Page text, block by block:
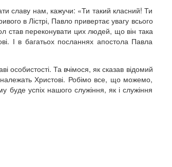
славу нам, кажучи: «Ти такий класний! Ти
в Лістрі, Павло привертає увагу всього
став переконувати цих людей, що він така
І в багатьох посланнях апостола Павла
особистості. Та вчімося, як сказав відомий
Христові. Робімо все, що можемо,
успіх нашого служіння, як і служіння